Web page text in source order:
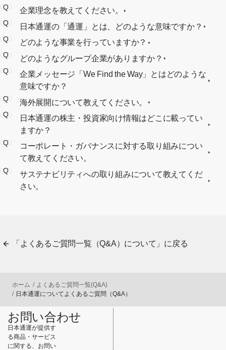
Q 企業理念を教えてください。
Q 日本通運の「通運」とは、どのような意味ですか？
Q どのような事業を行っていますか？
Q どのようなグループ企業がありますか？
Q
企業メッセージ「We Find the Way」とはどのような
意味ですか？
Q 海外展開について教えてください。
Q
日本通運の株主・投資家向け情報はどこに載ってい
ますか？
Q
コーポレート・ガバナンスに対する取り組みについ
て教えてください。
Q
サステナビリティへの取り組みについて教えてくだ
さい。
「よくあるご質問一覧（Q&A）について」に戻る
ホーム
よくあるご質問一覧(Q&A)
日本通運についてよくあるご質問（Q&A）
お問い合わせ
日本通運が提供す
る商品・サービス
に関する、お問い